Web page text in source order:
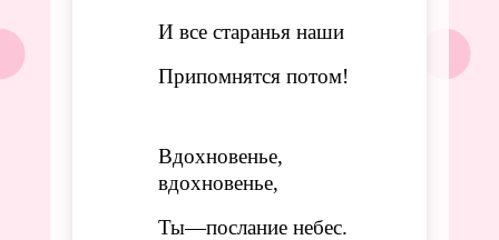
И все старанья наши
Припомнятся потом!
Вдохновенье,
вдохновенье,
Ты—послание небес.